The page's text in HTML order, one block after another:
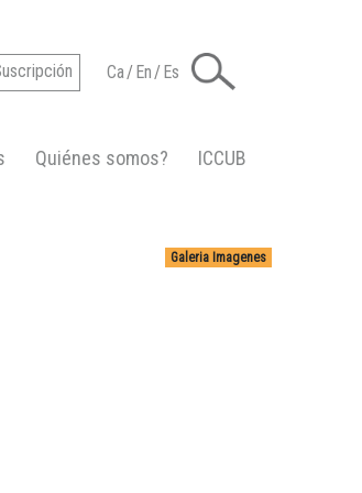
Ca/En/Es
Quiénes somos?
ICCUB
Galeria Imagenes